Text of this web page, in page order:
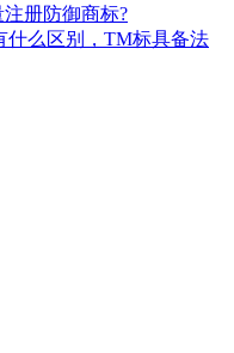
册防御商标?
什么区别，TM标具备法